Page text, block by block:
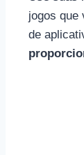
jogos que
de